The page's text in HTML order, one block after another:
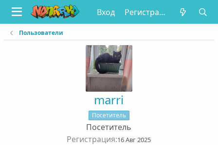
Вход Регистрация
Пользователи
marri
Посетитель
Посетитель
Регистрация 16 Авг 2025